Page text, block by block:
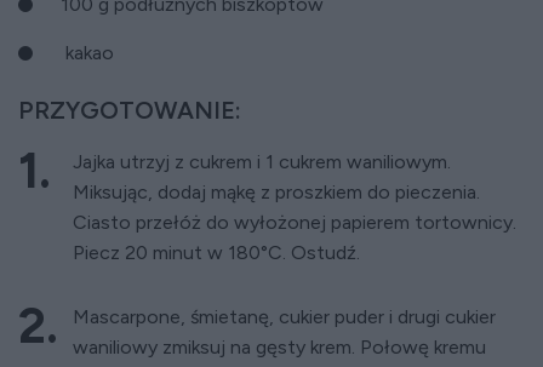
kakao
PRZYGOTOWANIE:
Jajka utrzyj z cukrem i 1 cukrem waniliowym.
Miksując, dodaj mąkę z proszkiem do pieczenia.
Ciasto przełóż do wyłożonej papierem tortownicy.
Piecz 20 minut w 180°C. Ostudź.
Mascarpone, śmietanę, cukier puder i drugi cukier
waniliowy zmiksuj na gęsty krem. Połowę kremu